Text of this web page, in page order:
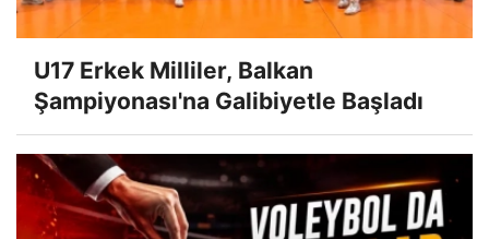
U17 Erkek Milliler, Balkan
Şampiyonası'na Galibiyetle Başladı